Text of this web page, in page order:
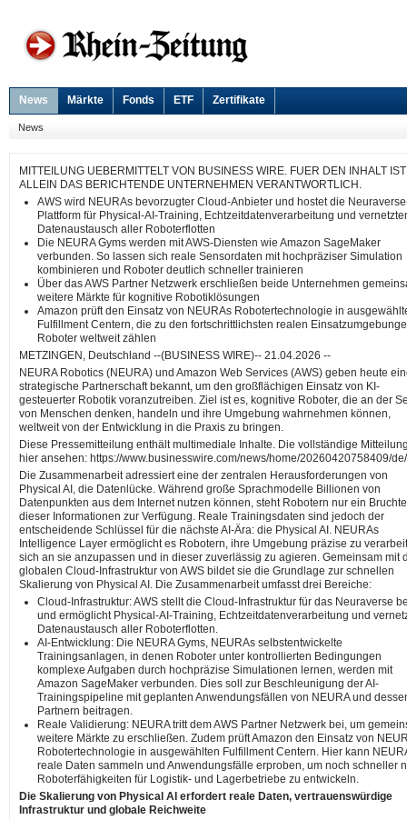
News Märkte Fonds ETF Zertifikate
News
MITTEILUNG UEBERMITTELT VON BUSINESS WIRE. FUER DEN INHALT IST
ALLEIN DAS BERICHTENDE UNTERNEHMEN VERANTWORTLICH.
AWS wird NEURAs bevorzugter Cloud-Anbieter und hostet die
Plattform für Physical-AI-Training, Echtzeitdatenverarbeitung und
Datenaustausch aller Roboterflotten
Die NEURA Gyms werden mit AWS-Diensten wie Amazon SageMaker
verbunden. So lassen sich reale Sensordaten mit hochpräziser Simulation
kombinieren und Roboter deutlich schneller trainieren
Über das AWS Partner Netzwerk erschließen beide Unternehmen
weitere Märkte für kognitive Robotiklösungen
Amazon prüft den Einsatz von NEURAs Robotertechnologie in
Fulfillment Centern, die zu den fortschrittlichsten realen
Roboter weltweit zählen
METZINGEN, Deutschland --(BUSINESS WIRE)-- 21.04.2026 --
NEURA Robotics (NEURA) und Amazon Web Services (AWS) geben heute
strategische Partnerschaft bekannt, um den großflächigen Einsatz von KI-
gesteuerter Robotik voranzutreiben. Ziel ist es, kognitive Roboter, die an der
von Menschen denken, handeln und ihre Umgebung wahrnehmen können,
weltweit von der Entwicklung in die Praxis zu bringen.
Diese Pressemitteilung enthält multimediale Inhalte. Die vollständige
hier ansehen: https://www.businesswire.com/news/home/20260420758409/de/
Die Zusammenarbeit adressiert eine der zentralen Herausforderungen von
Physical AI, die Datenlücke. Während große Sprachmodelle Billionen von
Datenpunkten aus dem Internet nutzen können, steht Robotern nur ein
dieser Informationen zur Verfügung. Reale Trainingsdaten sind jedoch der
entscheidende Schlüssel für die nächste AI-Ära: die Physical AI. NEURAs
Intelligence Layer ermöglicht es Robotern, ihre Umgebung präzise zu
sich an sie anzupassen und in dieser zuverlässig zu agieren. Gemeinsam mit
globalen Cloud-Infrastruktur von AWS bildet sie die Grundlage zur schnellen
Skalierung von Physical AI. Die Zusammenarbeit umfasst drei Bereiche:
Cloud-Infrastruktur: AWS stellt die Cloud-Infrastruktur für das Neuraverse
und ermöglicht Physical-AI-Training, Echtzeitdatenverarbeitung und
Datenaustausch aller Roboterflotten.
AI-Entwicklung: Die NEURA Gyms, NEURAs selbstentwickelte
Trainingsanlagen, in denen Roboter unter kontrollierten Bedingungen
komplexe Aufgaben durch hochpräzise Simulationen lernen, werden mit
Amazon SageMaker verbunden. Dies soll zur Beschleunigung der AI-
Trainingspipeline mit geplanten Anwendungsfällen von NEURA und
Partnern beitragen.
Reale Validierung: NEURA tritt dem AWS Partner Netzwerk bei, um
weitere Märkte zu erschließen. Zudem prüft Amazon den Einsatz von
Robotertechnologie in ausgewählten Fulfillment Centern. Hier kann
reale Daten sammeln und Anwendungsfälle erproben, um noch schneller
Roboterfähigkeiten für Logistik- und Lagerbetriebe zu entwickeln.
Die Skalierung von Physical AI erfordert reale Daten, vertrauenswürdige
Infrastruktur und globale Reichweite